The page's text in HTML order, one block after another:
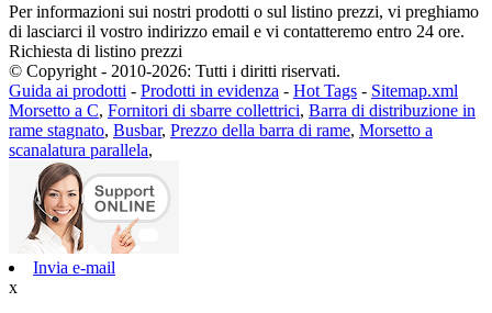
Per informazioni sui nostri prodotti o sul listino prezzi, vi preghiamo
di lasciarci il vostro indirizzo email e vi contatteremo entro 24 ore.
Richiesta di listino prezzi
© Copyright - 2010-2026: Tutti i diritti riservati.
Guida ai prodotti - Prodotti in evidenza - Hot Tags - Sitemap.xml
Morsetto a C, Fornitori di sbarre collettrici, Barra di distribuzione in
rame stagnato, Busbar, Prezzo della barra di rame, Morsetto a
scanalatura parallela,
Invia e-mail
x